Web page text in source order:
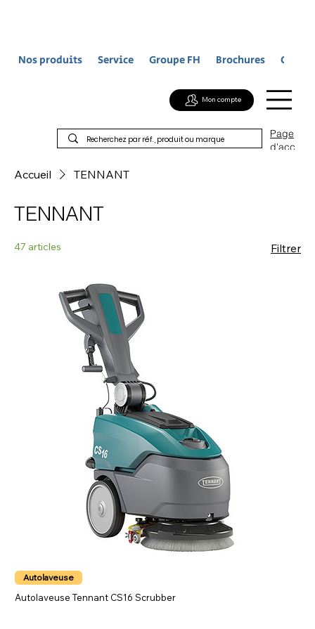
Page
d'acc
Mon compte
Nos produits Service Groupe FH Brochures
Accueil TENNANT
TENNANT
47 articles Filtrer
Autolaveuse
Autolaveuse Tennant CS16 Scrubber